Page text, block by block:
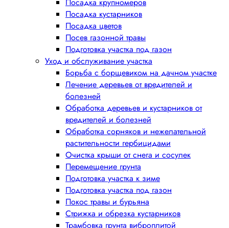
Посадка кустарников
Посадка цветов
Посев газонной травы
Подготовка участка под газон
Уход и обслуживание участка
Борьба с борщевиком на дачном участке
Лечение деревьев от вредителей и
болезней
Обработка деревьев и кустарников от
вредителей и болезней
Обработка сорняков и нежелательной
растительности гербицидами
Очистка крыши от снега и сосулек
Перемещение грунта
Подготовка участка к зиме
Подготовка участка под газон
Покос травы и бурьяна
Стрижка и обрезка кустарников
Трамбовка грунта виброплитой